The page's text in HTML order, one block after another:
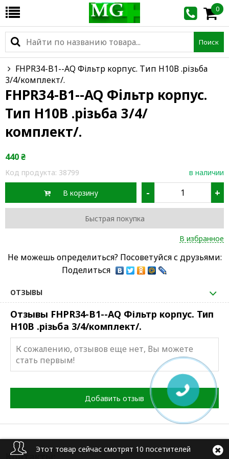
0
Поиск
FHPR34-B1--AQ Фільтр корпус. Тип Н10В .різьба
3/4/комплект/.
FHPR34-B1--AQ Фільтр корпус.
Тип Н10В .різьба 3/4/
комплект/.
440₴
Код продукта: 38799 в наличии
В корзину - +
Быстрая покупка
В избранное
Не можешь определиться? Посоветуйся с друзьями:
Поделиться
ОТЗЫВЫ
Отзывы FHPR34-B1--AQ Фільтр корпус. Тип
Н10В .різьба 3/4/комплект/.
К сожалению, отзывов еще нет, Вы можете
стать первым!
Добавить отзыв
Контакты:
Этот товар сейчас смотрят 10 посетителей